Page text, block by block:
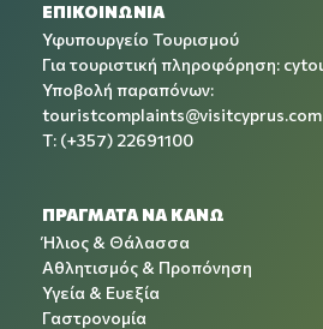
ΕΠΙΚΟΙΝΩΝΙΑ
Υφυπουργείο Τουρισμού
Για τουριστική πληροφόρηση:
Υποβολή παραπόνων:
touristcomplaints@visitcyprus.com
T: (+357) 22691100
ΠΡΑΓΜΑΤΑ ΝΑ ΚΑΝΩ
Ήλιος & Θάλασσα
Αθλητισμός & Προπόνηση
Υγεία & Ευεξία
Γαστρονομία